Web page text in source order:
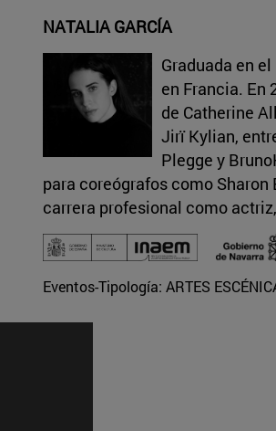
NATALIA GARCÍA
Graduada en
en Francia. En
de Catherine
Jirï Kylian,
Plegge y
para coreógrafos como Sharon
carrera profesional como
Eventos-Tipología: ARTES